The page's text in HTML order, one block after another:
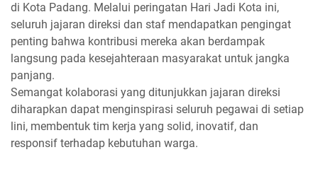
di Kota Padang. Melalui peringatan Hari Jadi Kota ini,
seluruh jajaran direksi dan staf mendapatkan pengingat
penting bahwa kontribusi mereka akan berdampak
langsung pada kesejahteraan masyarakat untuk jangka
panjang.
Semangat kolaborasi yang ditunjukkan jajaran direksi
diharapkan dapat menginspirasi seluruh pegawai di setiap
lini, membentuk tim kerja yang solid, inovatif, dan
responsif terhadap kebutuhan warga.